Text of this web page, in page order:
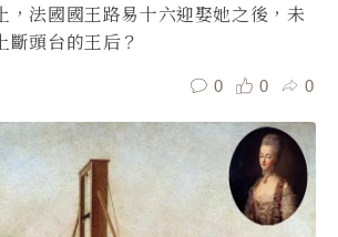
，法國國王路易十六迎娶她之後，未
斷頭台的王后？
0 0 0